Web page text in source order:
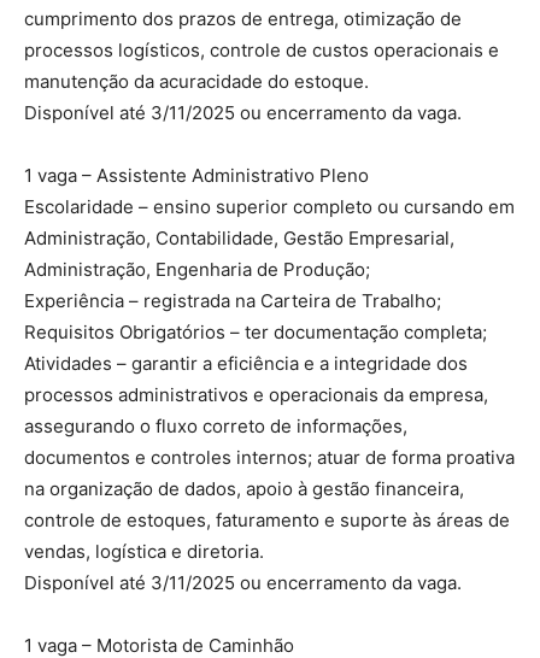
cumprimento dos prazos de entrega, otimização de
processos logísticos, controle de custos operacionais e
manutenção da acuracidade do estoque.
Disponível até 3/11/2025 ou encerramento da vaga.
1 vaga – Assistente Administrativo Pleno
Escolaridade – ensino superior completo ou cursando em
Administração, Contabilidade, Gestão Empresarial,
Administração, Engenharia de Produção;
Experiência – registrada na Carteira de Trabalho;
Requisitos Obrigatórios – ter documentação completa;
Atividades – garantir a eficiência e a integridade dos
processos administrativos e operacionais da empresa,
assegurando o fluxo correto de informações,
documentos e controles internos; atuar de forma proativa
na organização de dados, apoio à gestão financeira,
controle de estoques, faturamento e suporte às áreas de
vendas, logística e diretoria.
Disponível até 3/11/2025 ou encerramento da vaga.
1 vaga – Motorista de Caminhão